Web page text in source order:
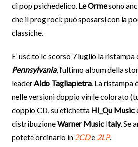
di pop psichedelico. Le Ormesono
che il prog rock può sposarsi con la
classiche.
E’ uscito lo scorso 7 luglio la ristampa
Pennsylvania, l’ultimo album della
leader Aldo Tagliapietra. La ristampa
nelle versioni doppio vinile colorato
doppio CD, su etichetta Hi_Qu Music
distribuzioneWarner Music Italy. Se
potete ordinarlo in 2CDe 2LP.